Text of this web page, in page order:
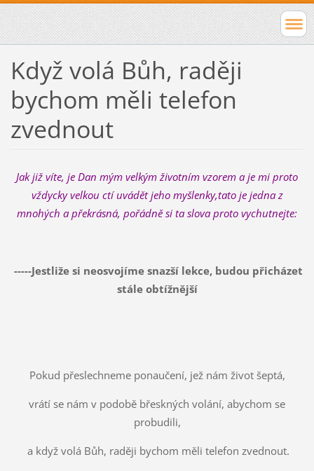
Když volá Bůh, raději
bychom měli telefon
zvednout
Jak již víte, je Dan mým velkým životním vzorem a je mi proto
vždycky velkou ctí uvádět jeho myšlenky,tato je jedna z
mnohých a překrásná, pořádně si ta slova proto vychutnejte:
-----Jestliže si neosvojíme snazší lekce, budou přicházet
stále obtížnější
Pokud přeslechneme ponaučení, jež nám život šeptá,
vrátí se nám v podobě břeskných volání, abychom se
probudili,
a když volá Bůh, raději bychom měli telefon zvednout.